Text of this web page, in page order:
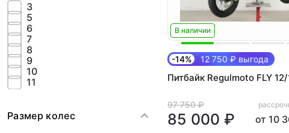
3
5
6
7
8
9
10
11
Размер колес
В наличии
-14% 12 750 ₽ выгода
Питбайк Regulmoto FLY
97 750 ₽
85 000 ₽ от 10